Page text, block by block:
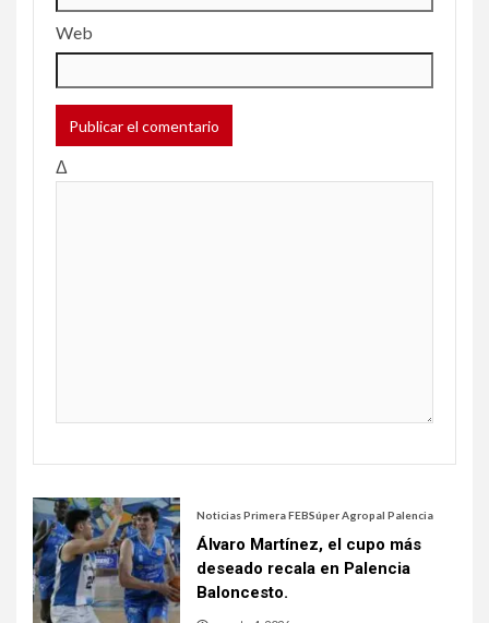
Web
Δ
Noticias Primera FEBSúper Agropal Palencia
Álvaro Martínez, el cupo más
deseado recala en Palencia
Baloncesto.